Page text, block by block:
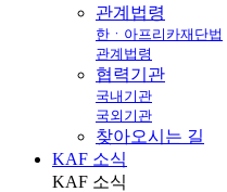
관계법령
한ㆍ아프리카재단법
관계법령
협력기관
국내기관
국외기관
찾아오시는 길
KAF 소식
KAF 소식